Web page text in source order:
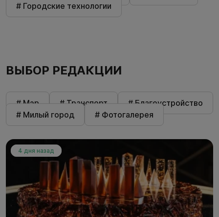
# Городские технологии
ВЫБОР РЕДАКЦИИ
# Мэр # Транспорт
# Благоустройство
# Милый город
# Фотогалерея
4 дня назад